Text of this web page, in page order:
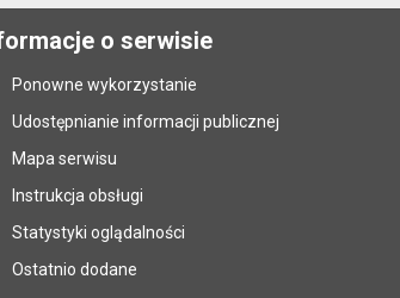
o serwisie
Ponowne wykorzystanie
Udostępnianie informacji publicznej
Mapa serwisu
Instrukcja obsługi
Statystyki oglądalności
Ostatnio dodane